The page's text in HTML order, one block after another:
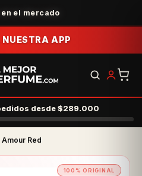
con tus compras
NUESTRA APP
desde $289.000
Red
100% ORIGINAL